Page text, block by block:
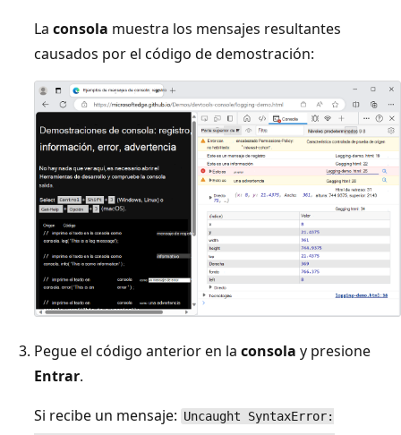
La consola muestra los mensajes resultantes
causados por el código de demostración:
Pegue el código anterior en la consola y presione
Entrar.
Si recibe un mensaje: Uncaught SyntaxError: